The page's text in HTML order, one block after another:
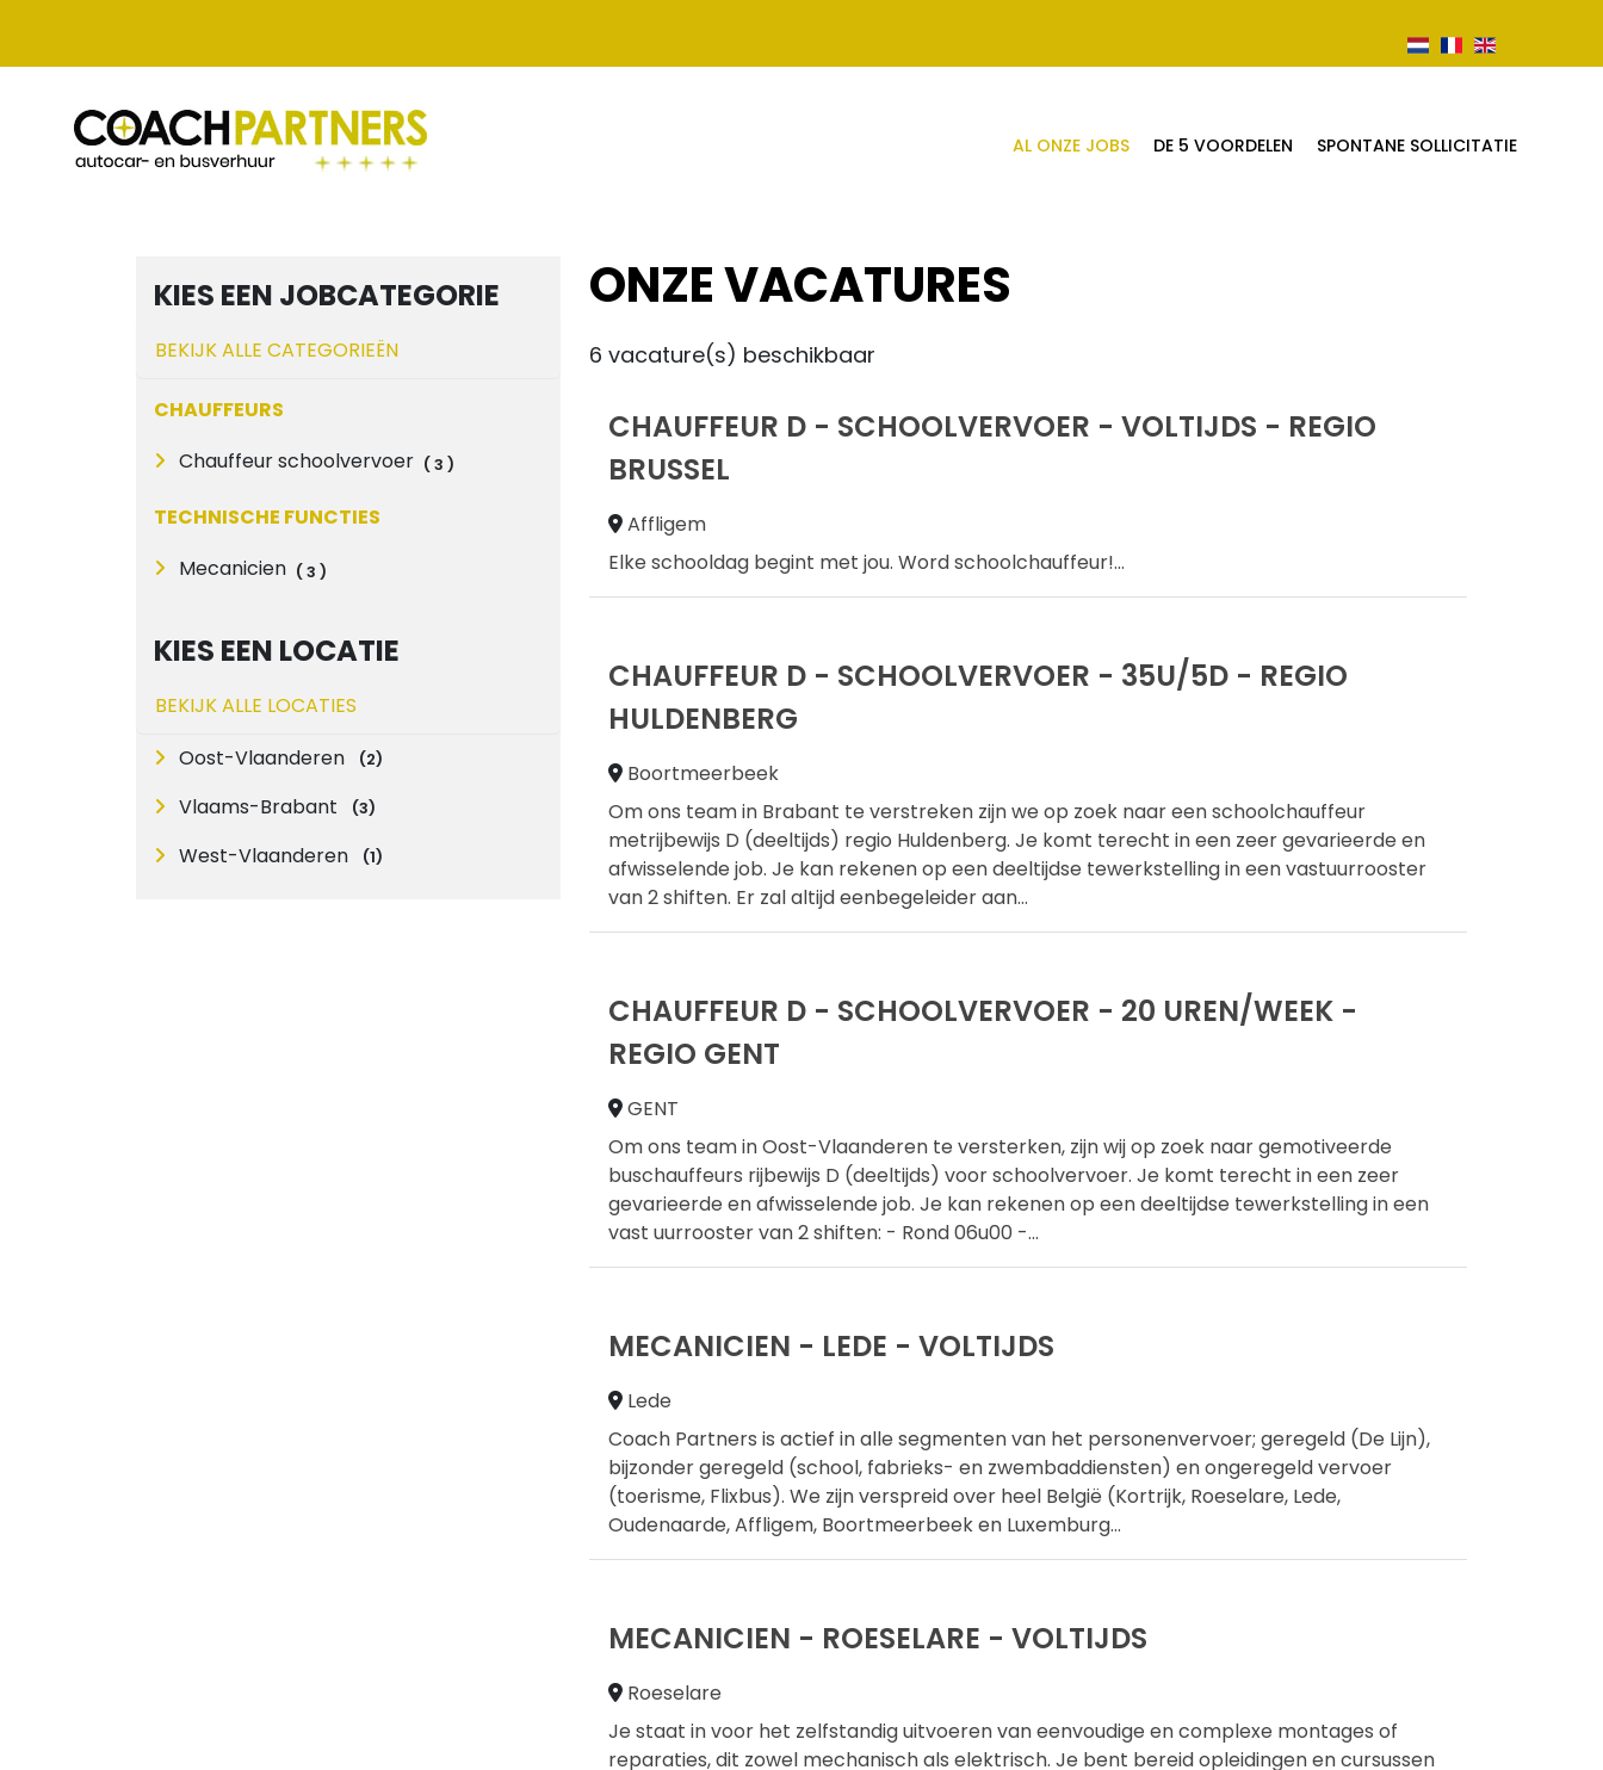
AL ONZE JOBS DE 5 VOORDELEN SPONTANE SOLLICITATIE
KIES EEN JOBCATEGORIE
BEKIJK ALLE CATEGORIEËN
CHAUFFEURS
Chauffeur schoolvervoer (3)
TECHNISCHE FUNCTIES
Mecanicien (3)
KIES EEN LOCATIE
BEKIJK ALLE LOCATIES
Oost-Vlaanderen
(2)
Vlaams-Brabant (3)
West-Vlaanderen (1)
ONZE VACATURES
6 vacature(s) beschikbaar
CHAUFFEUR D - SCHOOLVERVOER - VOLTIJDS - REGIO
BRUSSEL
Affligem
Elke schooldag begint met jou. Word schoolchauffeur!...
CHAUFFEUR D - SCHOOLVERVOER - 35U/5D - REGIO
HULDENBERG
Boortmeerbeek
Om ons team in Brabant te verstreken zijn we op zoek naar een schoolchauffeur
metrijbewijs D (deeltijds) regio Huldenberg. Je komt terecht in een zeer gevarieerde en
afwisselende job. Je kan rekenen op een deeltijdse tewerkstelling in een vastuurrooster
van 2 shiften. Er zal altijd eenbegeleider aan...
CHAUFFEUR D - SCHOOLVERVOER - 20 UREN/WEEK -
REGIO GENT
GENT
Om ons team in Oost-Vlaanderen te versterken, zijn wij op zoek naar gemotiveerde
buschauffeurs rijbewijs D (deeltijds) voor schoolvervoer. Je komt terecht in een zeer
gevarieerde en afwisselende job. Je kan rekenen op een deeltijdse tewerkstelling in een
vast uurrooster van 2 shiften: - Rond 06u00 -...
MECANICIEN - LEDE - VOLTIJDS
Lede
Coach Partners is actief in alle segmenten van het personenvervoer; geregeld (De Lijn),
bijzonder geregeld (school, fabrieks- en zwembaddiensten) en ongeregeld vervoer
(toerisme, Flixbus). We zijn verspreid over heel België (Kortrijk, Roeselare, Lede,
Oudenaarde, Affligem, Boortmeerbeek en Luxemburg...
MECANICIEN - ROESELARE - VOLTIJDS
Roeselare
Je staat in voor het zelfstandig uitvoeren van eenvoudige en complexe montages of
reparaties, dit zowel mechanisch als elektrisch. Je bent bereid opleidingen en cursussen